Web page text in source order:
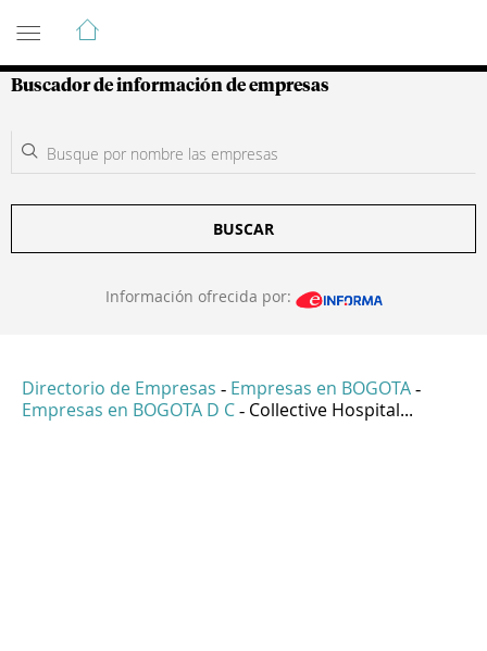
Guía de Empresas Colombianas
Buscador de información de empresas
BUSCAR
Información ofrecida por:
Directorio de Empresas - Empresas en BOGOTA -
Empresas en BOGOTA D C - Collective Hospital...